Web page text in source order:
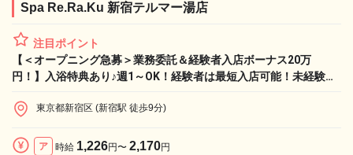
Spa Re.Ra.Ku 新宿テルマー湯店
注目ポイント
【＜オープニング急募＞業務委託＆経験者入店ボーナス20万
円！】入浴特典あり♪週1～OK！経験者は最短入店可能！未経験歓
東京都新宿区 (新宿駅 徒歩9分)
ア 時給 1,226円〜 2,170円